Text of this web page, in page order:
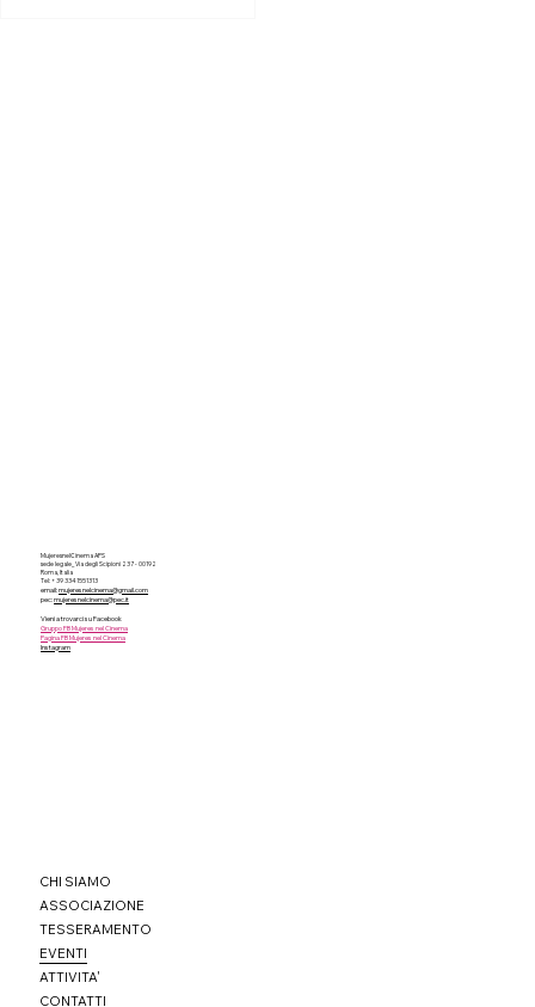
MujeresnelCinema APS
sede legale_ Via degli Scipioni 237 - 00192
Roma, Italia
Tel:+ 39 334 1551313
email:mujeresnelcinema@gmail.com
pec:mujeresnelcinema@pec.it
Vieni a trovarci su Facebook
Gruppo FB Mujeres nel Cinema
Pagina FB Mujeres nel Cinema
Instagram
CHI SIAMO
ASSOCIAZIONE
TESSERAMENTO
EVENTI
ATTIVITA'
CONTATTI